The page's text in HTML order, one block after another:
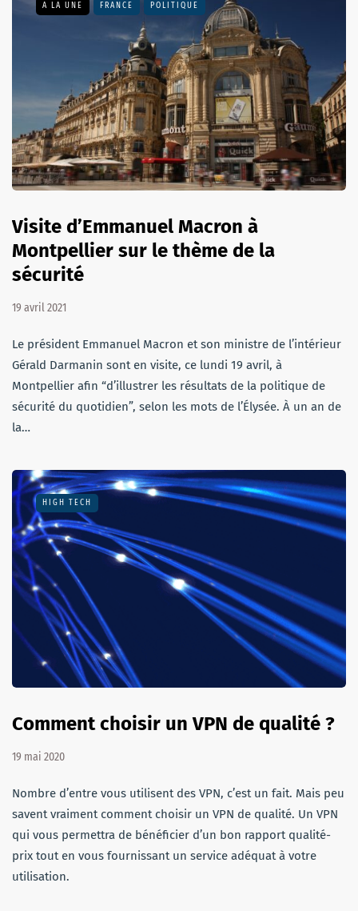
A LA UNE FRANCE POLITIQUE
Visite d’Emmanuel Macron à
Montpellier sur le thème de la
sécurité
19 avril 2021
Le président Emmanuel Macron et son ministre de l’intérieur
Gérald Darmanin sont en visite, ce lundi 19 avril, à
Montpellier afin “d’illustrer les résultats de la politique de
sécurité du quotidien”, selon les mots de l’Élysée. À un an de
la…
HIGH TECH
Comment choisir un VPN de qualité ?
19 mai 2020
Nombre d’entre vous utilisent des VPN, c’est un fait. Mais peu
savent vraiment comment choisir un VPN de qualité. Un VPN
qui vous permettra de bénéficier d’un bon rapport qualité-
prix tout en vous fournissant un service adéquat à votre
utilisation.